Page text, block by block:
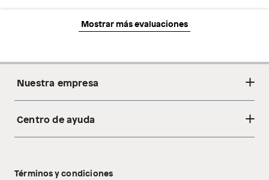
Mostrar más evaluaciones
Nuestra empresa
Acerca de nosotros
Centro de ayuda
Términos y condiciones